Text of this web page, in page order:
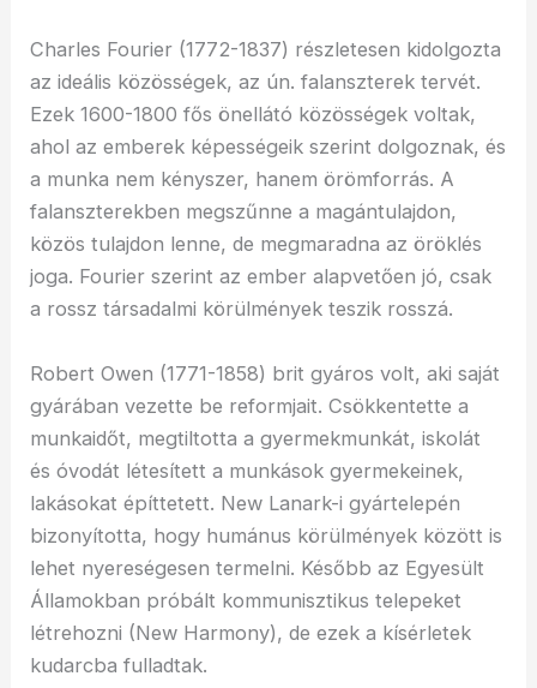
Charles Fourier (1772-1837) részletesen kidolgozta
az ideális közösségek, az ún. falanszterek tervét.
Ezek 1600-1800 fős önellátó közösségek voltak,
ahol az emberek képességeik szerint dolgoznak, és
a munka nem kényszer, hanem örömforrás. A
falanszterekben megszűnne a magántulajdon,
közös tulajdon lenne, de megmaradna az öröklés
joga. Fourier szerint az ember alapvetően jó, csak
a rossz társadalmi körülmények teszik rosszá.
Robert Owen (1771-1858) brit gyáros volt, aki saját
gyárában vezette be reformjait. Csökkentette a
munkaidőt, megtiltotta a gyermekmunkát, iskolát
és óvodát létesített a munkások gyermekeinek,
lakásokat építtetett. New Lanark-i gyártelepén
bizonyította, hogy humánus körülmények között is
lehet nyereségesen termelni. Később az Egyesült
Államokban próbált kommunisztikus telepeket
létrehozni (New Harmony), de ezek a kísérletek
kudarcba fulladtak.